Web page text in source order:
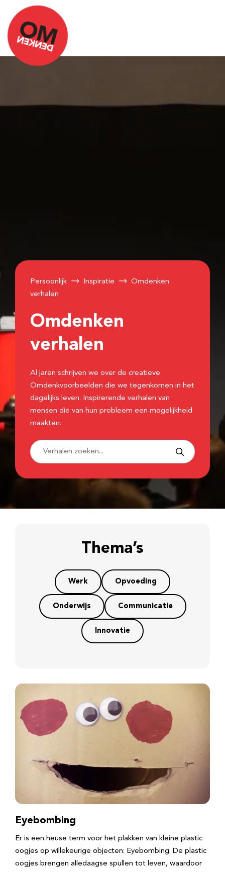
Persoonlijk Inspiratie
Omdenken
verhalen
Omdenken
verhalen
Al jaren schrijven we over de creatieve
Omdenkvoorbeelden die we tegenkomen in het
dagelijks leven. Inspirerende verhalen van
mensen die van hun probleem een mogelijkheid
maakten.
Thema’s
Werk Opvoeding
Onderwijs Communicatie
Innovatie
Eyebombing
Er is een heuse term voor het plakken van kleine plastic
oogjes op willekeurige objecten: Eyebombing. De plastic
oogjes brengen alledaagse spullen tot leven, waardoor